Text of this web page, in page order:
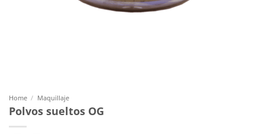
Home / Maquillaje
Polvos sueltos OG